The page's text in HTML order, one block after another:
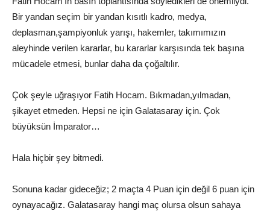
Bir yandan seçim bir yandan kısıtlı kadro, medya,
deplasman,şampiyonluk yarışı, hakemler, takımımızın
aleyhinde verilen kararlar, bu kararlar karşısında tek başına
mücadele etmesi, bunlar daha da çoğaltılır.
Çok şeyle uğraşıyor Fatih Hocam. Bıkmadan,yılmadan,
şikayet etmeden. Hepsi ne için Galatasaray için. Çok
büyüksün İmparator…
Hala hiçbir şey bitmedi.
Sonuna kadar gideceğiz; 2 maçta 4 Puan için değil 6 puan için
oynayacağız. Galatasaray hangi maç olursa olsun sahaya